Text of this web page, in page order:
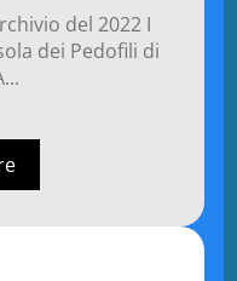
del 2022 I
dei Pedofili di